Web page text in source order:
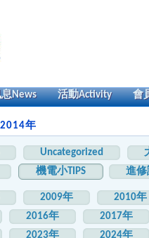
News 活動Activity 會
年
Uncategorized
機電小TIPS 進修
2009年 2010年
2016年 2017年
2023年 2024年